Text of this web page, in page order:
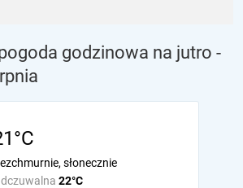
godzinowa na jutro -
22°C
słonecznie